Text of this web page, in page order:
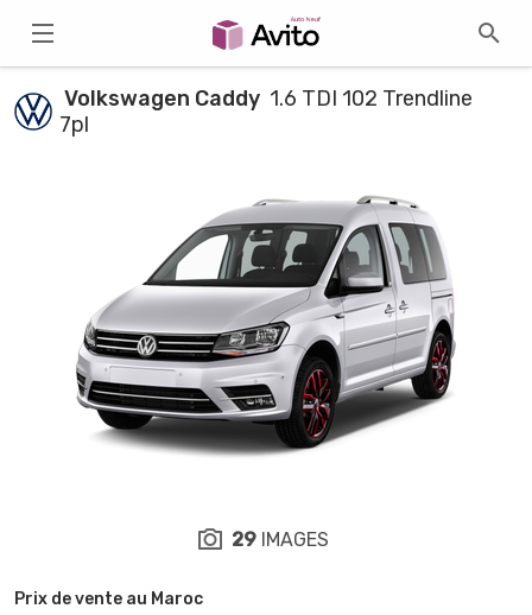
Volkswagen Caddy 1.6 TDI 102 Trendline
7pl
Prix de vente au Maroc
29 IMAGES